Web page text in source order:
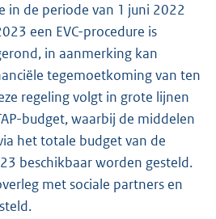
in de periode van 1 juni 2022
een EVC-procedure is
in aanmerking kan
tegemoetkoming van ten
regeling volgt in grote lijnen
budget, waarbij de middelen
het totale budget van de
beschikbaar worden gesteld.
met sociale partners en